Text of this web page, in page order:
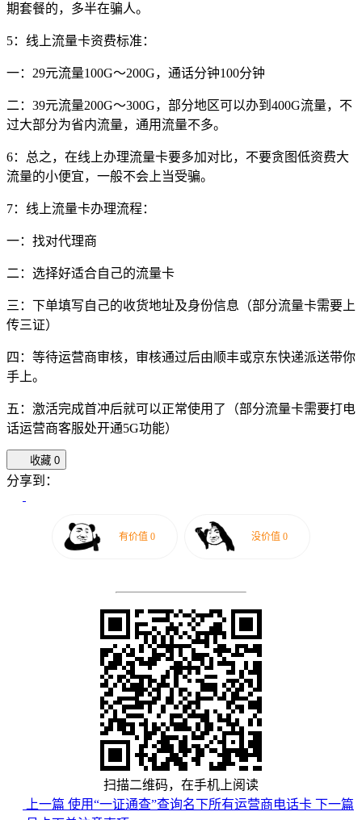
期套餐的，多半在骗人。
5：线上流量卡资费标准：
一：29元流量100G～200G，通话分钟100分钟
二：39元流量200G～300G，部分地区可以办到400G流量，不
过大部分为省内流量，通用流量不多。
6：总之，在线上办理流量卡要多加对比，不要贪图低资费大
流量的小便宜，一般不会上当受骗。
7：线上流量卡办理流程：
一：找对代理商
二：选择好适合自己的流量卡
三：下单填写自己的收货地址及身份信息（部分流量卡需要上
传三证）
四：等待运营商审核，审核通过后由顺丰或京东快递派送带你
手上。
五：激活完成首冲后就可以正常使用了（部分流量卡需要打电
话运营商客服处开通5G功能）
收藏 0
分享到：
扫描二维码，在手机上阅读
上一篇 使用“一证通查”查询名下所有运营商电话卡 下一篇